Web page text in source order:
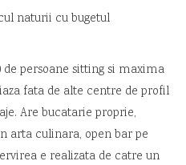
naturii cu bugetul
persoane sitting si maxima
fata de alte centre de profil
Are bucatarie proprie,
arta culinara, open bar pe
e realizata de catre un